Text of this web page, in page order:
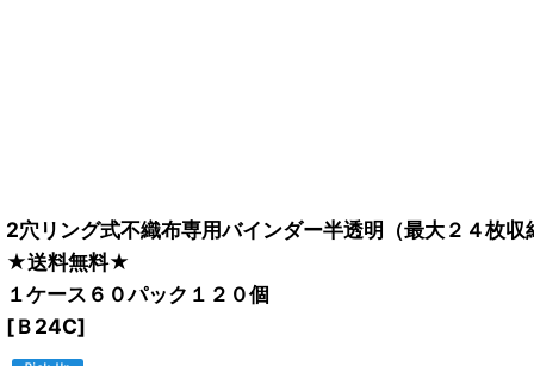
2穴リング式不織布専用バインダー半透明（最大２４枚収
★送料無料★
１ケース６０パック１２０個
[Ｂ24C]